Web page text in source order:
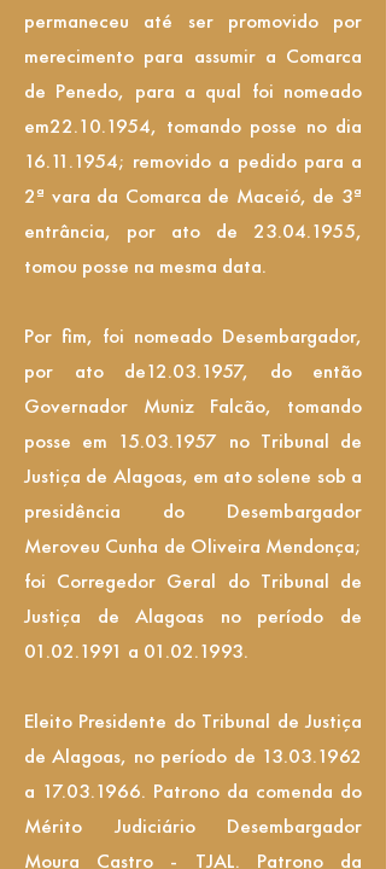
permaneceu até ser promovido por
merecimento para assumir a Comarca
de Penedo, para a qual foi nomeado
em22.10.1954, tomando posse no dia
16.11.1954; removido a pedido para a
2ª vara da Comarca de Maceió, de 3ª
entrância, por ato de 23.04.1955,
tomou posse na mesma data.
Por fim, foi nomeado Desembargador,
por ato de12.03.1957, do então
Governador Muniz Falcão, tomando
posse em 15.03.1957 no Tribunal de
Justiça de Alagoas, em ato solene sob a
presidência do Desembargador
Meroveu Cunha de Oliveira Mendonça;
foi Corregedor Geral do Tribunal de
Justiça de Alagoas no período de
01.02.1991 a 01.02.1993.
Eleito Presidente do Tribunal de Justiça
de Alagoas, no período de 13.03.1962
a 17.03.1966. Patrono da comenda do
Mérito Judiciário Desembargador
Moura Castro - TJAL. Patrono da